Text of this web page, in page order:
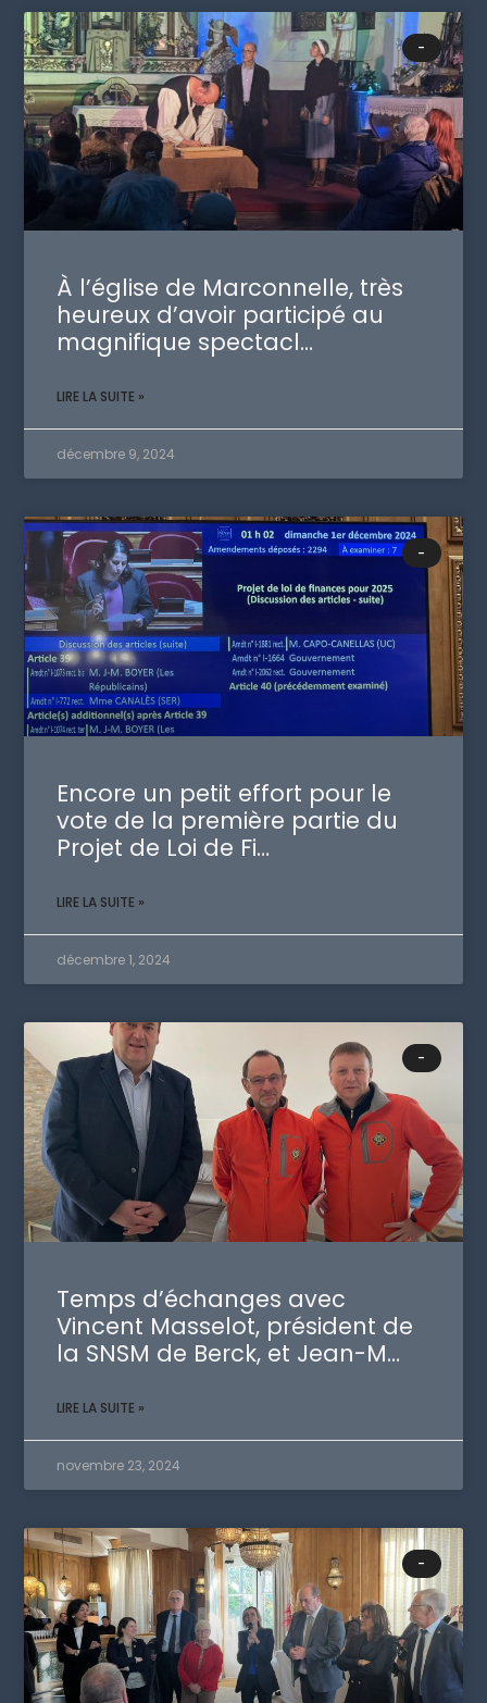
-
À l’église de Marconnelle, très
heureux d’avoir participé au
magnifique spectacl…
LIRE LA SUITE »
décembre 9, 2024
-
Encore un petit effort pour le
vote de la première partie du
Projet de Loi de Fi…
LIRE LA SUITE »
décembre 1, 2024
-
Temps d’échanges avec
Vincent Masselot, président de
la SNSM de Berck, et Jean-M…
LIRE LA SUITE »
novembre 23, 2024
-